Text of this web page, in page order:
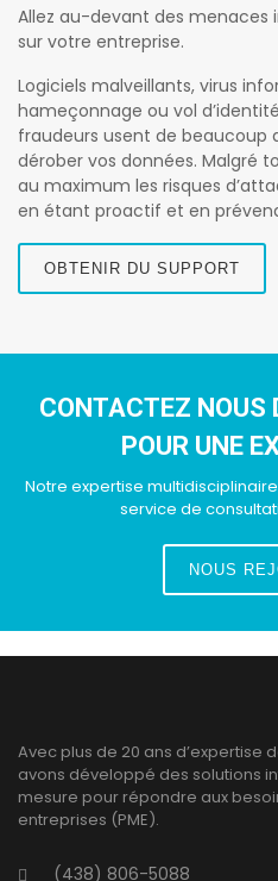
Allez au-devant des
sur votre entreprise.
Logiciels malveillants, virus
hameçonnage ou vol
fraudeurs usent de beaucoup
dérober vos données. Malgré
au maximum les risques
en étant proactif et en
OBTENIR DU SUPPORT
CONTACTEZ
POUR UNE
Notre expertise
service de
NOUS
Avec plus de 20 ans d’expertise
avons développé des solutions
mesure pour répondre aux
entreprises (PME).
(438) 806-5088